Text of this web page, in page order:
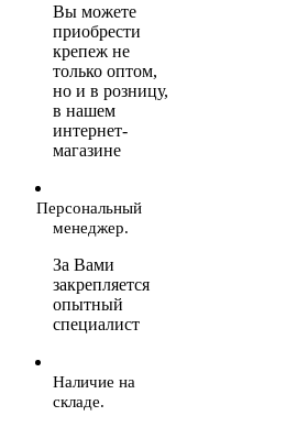
Вы можете
приобрести
крепеж не
только оптом,
но и в розницу,
в нашем
интернет-
магазине
Персональный
менеджер.
За Вами
закрепляется
опытный
специалист
Наличие на
складе.